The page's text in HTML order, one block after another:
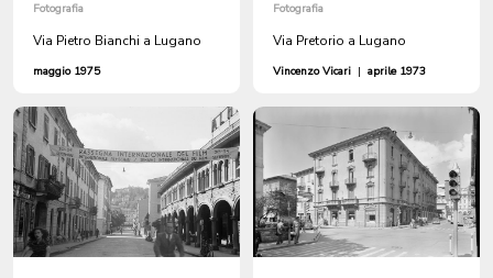
Fotografia
Via Pietro Bianchi a Lugano
maggio 1975
Fotografia
Via Pretorio a Lugano
Vincenzo Vicari | aprile 1973